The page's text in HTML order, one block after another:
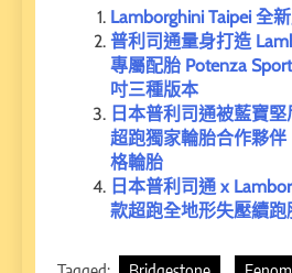
Lamborghini Taipei 全
普利司通量身打造
專屬配胎 Potenza
吋三種版本
日本普利司通被藍寶堅
超跑獨家輪胎合作夥
格輪胎
日本普利司通 x
款超跑全地形失壓續跑